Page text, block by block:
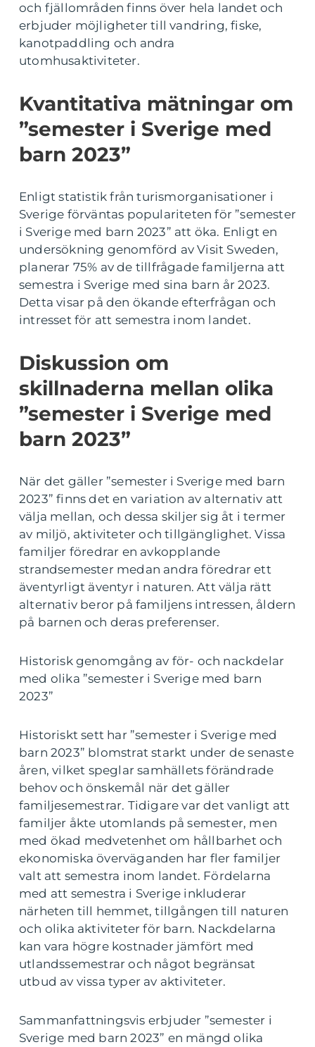
och fjällområden finns över hela landet och
erbjuder möjligheter till vandring, fiske,
kanotpaddling och andra
utomhusaktiviteter.
Kvantitativa mätningar om
”semester i Sverige med
barn 2023”
Enligt statistik från turismorganisationer i
Sverige förväntas populariteten för ”semester
i Sverige med barn 2023” att öka. Enligt en
undersökning genomförd av Visit Sweden,
planerar 75% av de tillfrågade familjerna att
semestra i Sverige med sina barn år 2023.
Detta visar på den ökande efterfrågan och
intresset för att semestra inom landet.
Diskussion om
skillnaderna mellan olika
”semester i Sverige med
barn 2023”
När det gäller ”semester i Sverige med barn
2023” finns det en variation av alternativ att
välja mellan, och dessa skiljer sig åt i termer
av miljö, aktiviteter och tillgänglighet. Vissa
familjer föredrar en avkopplande
strandsemester medan andra föredrar ett
äventyrligt äventyr i naturen. Att välja rätt
alternativ beror på familjens intressen, åldern
på barnen och deras preferenser.
Historisk genomgång av för- och nackdelar
med olika ”semester i Sverige med barn
2023”
Historiskt sett har ”semester i Sverige med
barn 2023” blomstrat starkt under de senaste
åren, vilket speglar samhällets förändrade
behov och önskemål när det gäller
familjesemestrar. Tidigare var det vanligt att
familjer åkte utomlands på semester, men
med ökad medvetenhet om hållbarhet och
ekonomiska överväganden har fler familjer
valt att semestra inom landet. Fördelarna
med att semestra i Sverige inkluderar
närheten till hemmet, tillgången till naturen
och olika aktiviteter för barn. Nackdelarna
kan vara högre kostnader jämfört med
utlandssemestrar och något begränsat
utbud av vissa typer av aktiviteter.
Sammanfattningsvis erbjuder ”semester i
Sverige med barn 2023” en mängd olika